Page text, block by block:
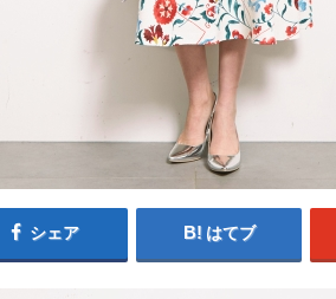
シェア はてブ